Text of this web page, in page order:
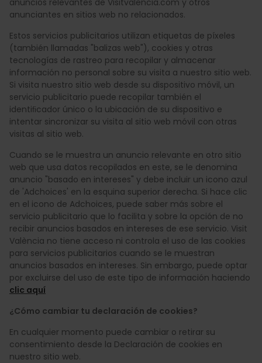
anunciantes en sitios web no relacionados.
Estos servicios publicitarios utilizan etiquetas de píxeles
(también llamadas "balizas web"), cookies y otras
tecnologías de rastreo para recopilar y almacenar
información no personal sobre su visita a nuestro sitio web.
Si visita nuestro sitio web desde su dispositivo móvil, un
servicio publicitario puede recopilar también el
identiﬁcador único o la ubicación de su dispositivo e
intentar sincronizar su visita al sitio web móvil con otras
visitas al sitio web.
Cuando se le muestra un anuncio relevante en otro sitio
web que usa datos recopilados en este, se le denomina
anuncio "basado en intereses" y debe incluir un icono azul
de 'Adchoices' en la esquina superior derecha. Si hace clic
en el icono de Adchoices, puede saber más sobre el
servicio publicitario que lo facilita y sobre la opción de no
recibir anuncios basados en intereses de ese servicio. Visit
València no tiene acceso ni controla el uso de las cookies
para servicios publicitarios cuando se le muestran
anuncios basados en intereses. Sin embargo, puede optar
por excluirse del uso de este tipo de información haciendo
clic aquí
¿Cómo cambiar tu declaración de cookies?
En cualquier momento puede cambiar o retirar su
consentimiento desde la Declaración de cookies en
nuestro sitio web.